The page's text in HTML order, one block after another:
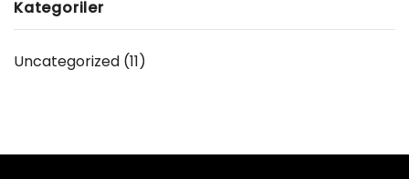
Kategoriler
Uncategorized (11)